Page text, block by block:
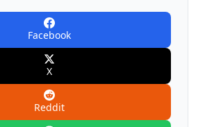
Facebook
X
Reddit